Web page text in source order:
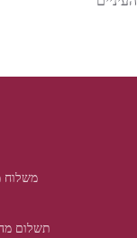
משלוח
תשלום